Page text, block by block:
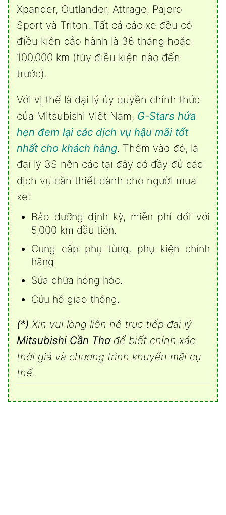
Xpander, Outlander, Attrage, Pajero
Sport và Triton. Tất cả các xe đều có
điều kiện bảo hành là 36 tháng hoặc
100,000 km (tùy điều kiện nào đến
trước).
Với vị thế là đại lý ủy quyền chính thức
của Mitsubishi Việt Nam, G-Stars hứa
hẹn đem lại các dịch vụ hậu mãi tốt
nhất cho khách hàng. Thêm vào đó, là
đại lý 3S nên các tại đây có đầy đủ các
dịch vụ cần thiết dành cho người mua
xe:
Bảo dưỡng định kỳ, miễn phí đối với
5,000 km đầu tiên.
Cung cấp phụ tùng, phụ kiện chính
hãng.
Sửa chữa hỏng hóc.
Cứu hộ giao thông.
(*) Xin vui lòng liên hệ trực tiếp đại lý
Mitsubishi Cần Thơđể biết chính xác
thời giá và chương trình khuyến mãi cụ
thể.